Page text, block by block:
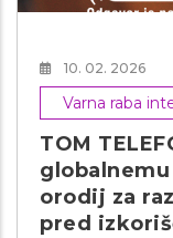
10. 02. 2026
Varna raba
TOM
orodij za
pred